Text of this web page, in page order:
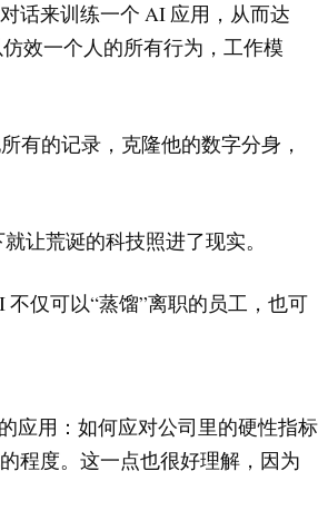
话来训练一个 AI 应用，从而达
效一个人的所有行为，工作模
有的记录，克隆他的数字分身，
让荒诞的科技照进了现实。
仅可以“蒸馏”离职的员工，也可
应用：如何应对公司里的硬性指标
程度。这一点也很好理解，因为